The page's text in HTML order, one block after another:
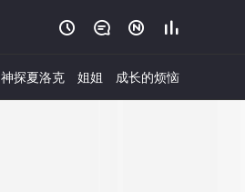
   
神探夏洛克 姐姐 成长的烦恼